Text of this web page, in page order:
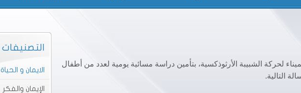
لحركة الشبيبة الأرثوذكسية، بتأمين دراسة مسائية يومية لعدد من أطفال
التالية.
التصنيفات
الايمان و الحياة
الإيمان والفكر